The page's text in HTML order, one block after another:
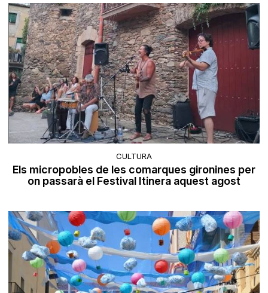
CULTURA
Els micropobles de les comarques gironines per
on passarà el Festival Itinera aquest agost